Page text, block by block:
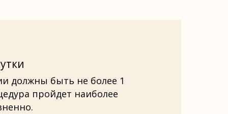
должны быть не более 1
пройдет наиболее